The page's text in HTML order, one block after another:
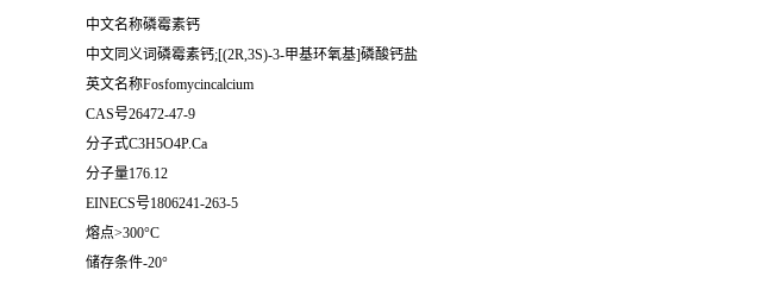
中文名称磷霉素钙
中文同义词磷霉素钙;[(2R,3S)-3-甲基环氧基]磷酸钙盐
英文名称Fosfomycincalcium
CAS号26472-47-9
分子式C3H5O4P.Ca
分子量176.12
EINECS号1806241-263-5
熔点>300°C
储存条件-20°